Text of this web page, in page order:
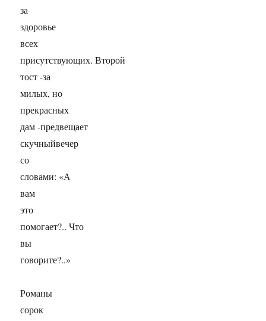
за
здоровье
всех
присутствующих. Второй
тост -за
милых, но
прекрасных
дам -предвещает
скучныйвечер
со
словами: «А
вам
это
помогает?.. Что
вы
говорите?..»
Романы
сорок